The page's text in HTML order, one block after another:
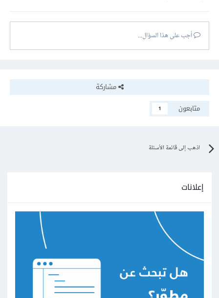
أجب على هذا السؤال...
مشاركة
متابعون
1
اذهب إلى قائمة الأسئلة
إعلانات